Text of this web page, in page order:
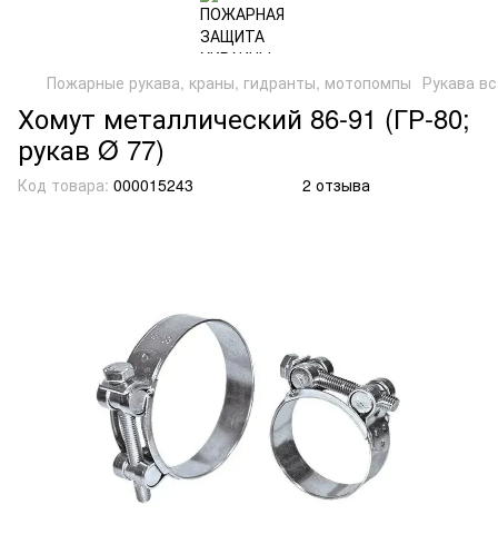
Пожарные рукава, краны, гидранты, мотопомпы Рукава
Хомут металлический 86-91 (ГР-80;
рукав Ø 77)
Код товара: 000015243 2 отзыва